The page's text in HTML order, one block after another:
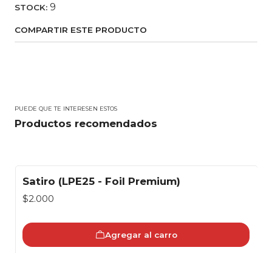
STOCK: 9
COMPARTIR ESTE PRODUCTO
PUEDE QUE TE INTERESEN ESTOS
Productos recomendados
Satiro (LPE25 - Foil Premium)
$2.000
Agregar al carro